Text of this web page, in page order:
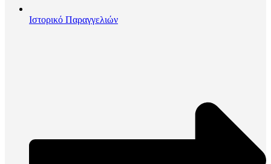
Ιστορικό Παραγγελιών